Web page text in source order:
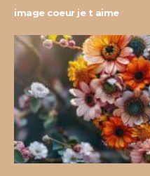
image coeur je t aime